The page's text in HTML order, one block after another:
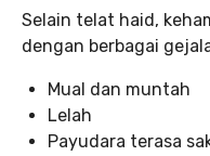
Selain telat haid,
dengan berbagai
Mual dan muntah
Lelah
Payudara terasa